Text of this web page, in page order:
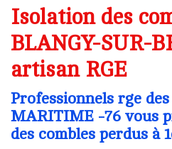
Isolation des
BLANGY-SUR-
artisan RGE
Professionnels rge
MARITIME -76 vous
des combles perdus à